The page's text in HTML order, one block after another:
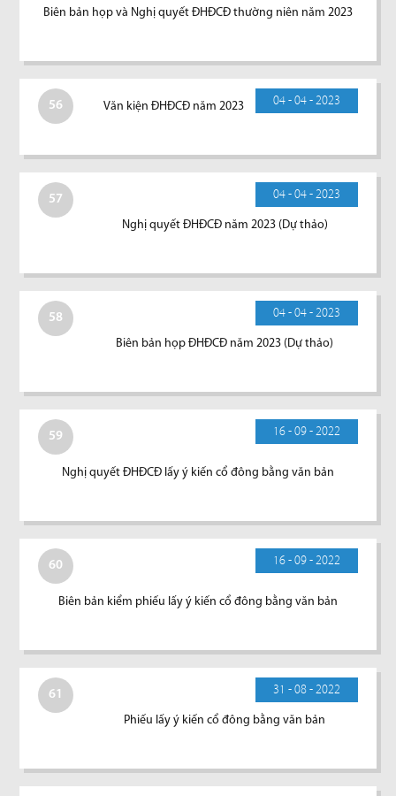
Biên bản họp và Nghị quyết ĐHĐCĐ thường niên năm 2023
56 04 - 04 - 2023
Văn kiện ĐHĐCĐ năm 2023
57 04 - 04 - 2023
Nghị quyết ĐHĐCĐ năm 2023 (Dự thảo)
58 04 - 04 - 2023
Biên bản họp ĐHĐCĐ năm 2023 (Dự thảo)
59 16 - 09 - 2022
Nghị quyết ĐHĐCĐ lấy ý kiến cổ đông bằng văn bản
60 16 - 09 - 2022
Biên bản kiểm phiếu lấy ý kiến cổ đông bằng văn bản
61 31 - 08 - 2022
Phiếu lấy ý kiến cổ đông bằng văn bản